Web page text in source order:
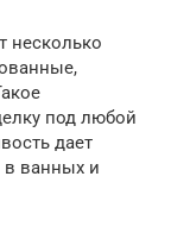
несколько
под любой
дает
в ванных и